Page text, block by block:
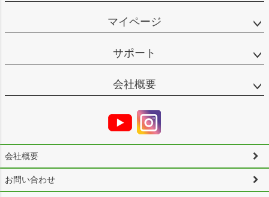
マイページ
サポート
会社概要
会社概要
お問い合わせ